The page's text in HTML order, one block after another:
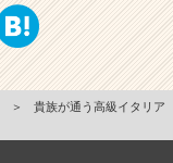
＞
貴族が通う高級イタリア